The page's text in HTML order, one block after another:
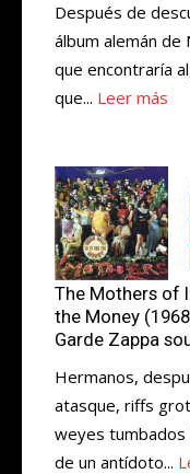
Después de
álbum alemán
que encontraría
que... Leer más
The Mothers of
the Money
Garde Zappa
Hermanos,
atasque, riffs
weyes tumbados
de un antídoto...